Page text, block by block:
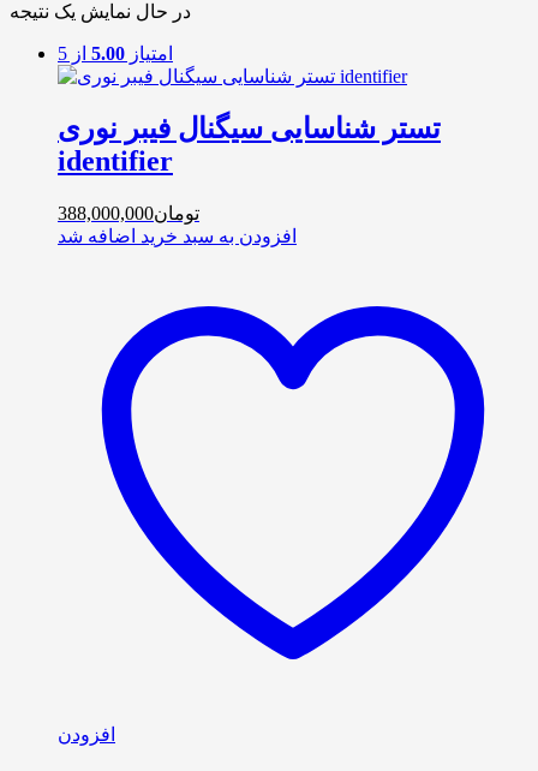
در حال نمایش یک نتیجه
امتیاز 5.00 از 5
تستر شناسایی سیگنال فیبر نوری
identifier
تومان388,000,000
افزودن به سبد خرید اضافه شد
افزودن